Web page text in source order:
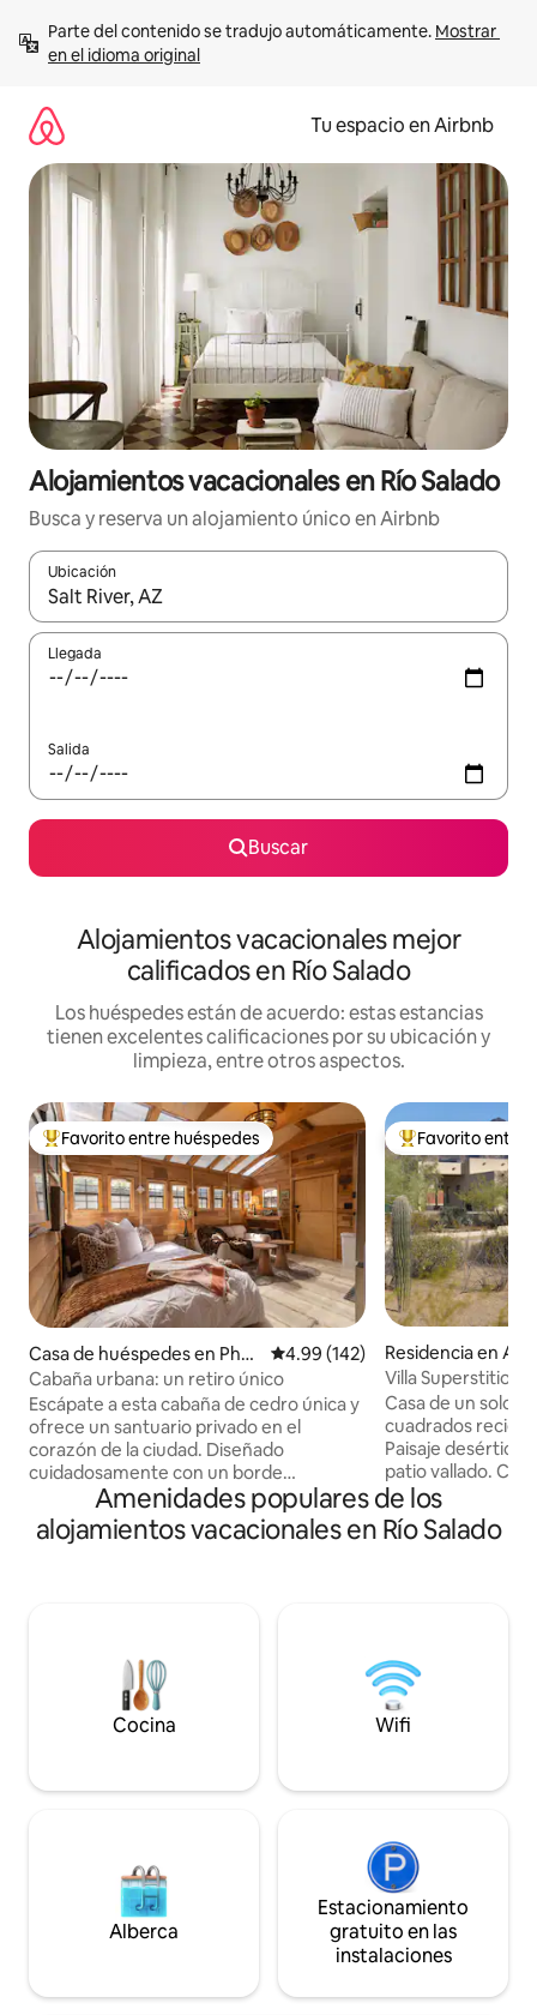
contenido
Parte del contenido se tradujo automáticamente. Mostrar
en el idioma original
Tu espacio en Airbnb
Alojamientos vacacionales en Río Salado
Busca y reserva un alojamiento único en Airbnb
Ubicación
Cuando los resultados estén disponibles, podrás navegar
Llegada
Salida
Buscar
Alojamientos vacacionales mejor
calificados en Río Salado
Los huéspedes están de acuerdo: estas estancias
tienen excelentes calificaciones por su ubicación y
limpieza, entre otros aspectos.
De los mejores en Favorito entre huéspedes
Favorito entre huéspedes
Casa de huéspedes en Pho
enix
Calificación promedio: 4.99 de
4.99 (142)
Cabaña urbana: un retiro único
Escápate a esta cabaña de cedro única y
ofrece un santuario privado en el
corazón de la ciudad. Diseñado
cuidadosamente con un borde
moderno, cuenta con amplias ventanas
que inundan el interior con luz natural
pero manteniendo una sensación
abierto. En el interior, los elementos
industriales se mezclan a la perfección
con tonos de cedro cálidos, creando un
ambiente acogedor ideal tanto para la
De los mejores
Favorito entre
Residencia en
ion
Villa Superstition
Casa de un solo
cuadrados
Paisaje desértico
patio vallado.
equipada, sala de
lavandería, 3
espacio de
Loop 202. A 30
aeropuertos
Phoenix Mesa
Amenidades populares de los
alojamientos vacacionales en Río Salado
Cocina Wifi
Alberca
Estacionamiento
gratuito en las
instalaciones